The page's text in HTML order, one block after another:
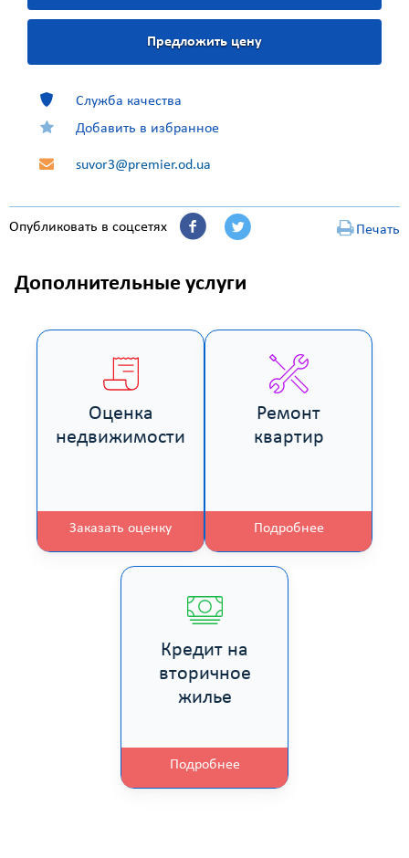
Предложить цену
Служба качества
Добавить в избранное
suvor3@premier.od.ua
Опубликовать в соцсетях Печать
Дополнительные услуги
Оценка
недвижимости
Заказать оценку
Ремонт
квартир
Подробнее
Кредит на
вторичное
жилье
Подробнее